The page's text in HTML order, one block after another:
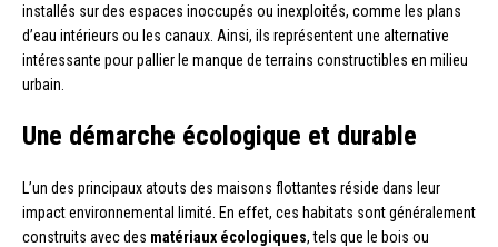
installés sur des espaces inoccupés ou inexploités, comme les plans
d’eau intérieurs ou les canaux. Ainsi, ils représentent une alternative
intéressante pour pallier le manque de terrains constructibles en milieu
urbain.
Une démarche écologique et durable
L’un des principaux atouts des maisons flottantes réside dans leur
impact environnemental limité. En effet, ces habitats sont généralement
construits avec des matériaux écologiques, tels que le bois ou